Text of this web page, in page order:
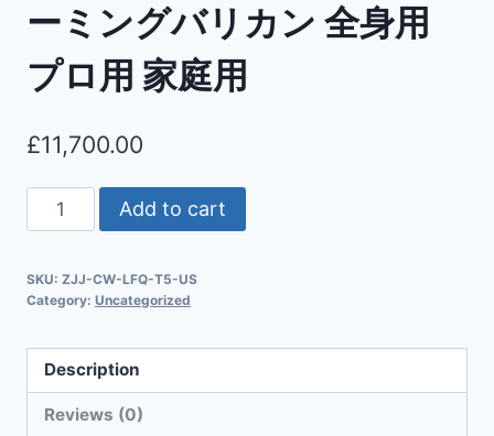
ーミングバリカン 全身用
プロ用 家庭用
£11,700.00
Add to cart
SKU: ZJJ-CW-LFQ-T5-US
Category: Uncategorized
Description
Reviews (0)